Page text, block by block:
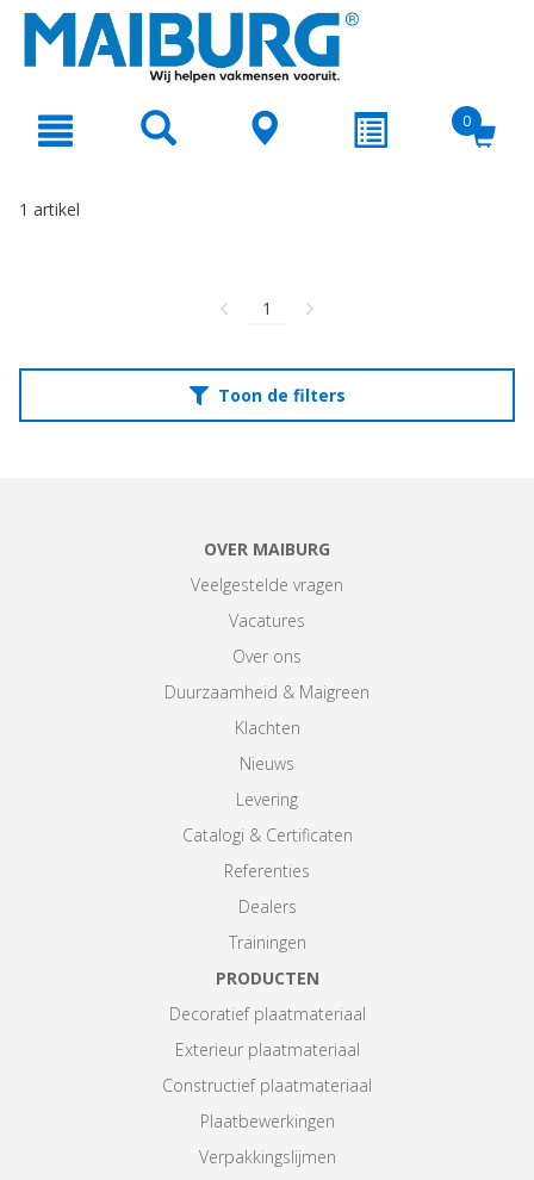
text.skipToNavigation
0
1 artikel
1
Toon de filters
OVER MAIBURG
Veelgestelde vragen
Vacatures
Over ons
Duurzaamheid & Maigreen
Klachten
Nieuws
Levering
Catalogi & Certificaten
Referenties
Dealers
Trainingen
PRODUCTEN
Decoratief plaatmateriaal
Exterieur plaatmateriaal
Constructief plaatmateriaal
Plaatbewerkingen
Verpakkingslijmen